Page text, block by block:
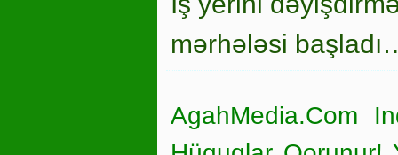
mərhələsi
AgahMedia.Com